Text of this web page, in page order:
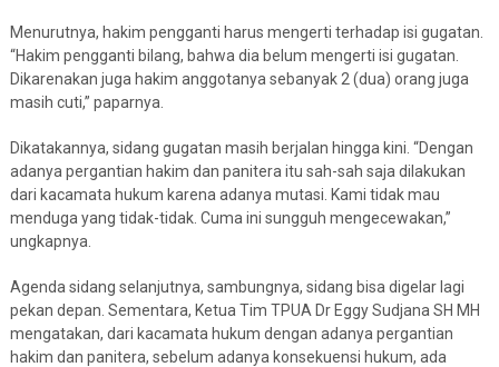
Menurutnya, hakim pengganti harus mengerti terhadap isi gugatan.
“Hakim pengganti bilang, bahwa dia belum mengerti isi gugatan.
Dikarenakan juga hakim anggotanya sebanyak 2 (dua) orang juga
masih cuti,” paparnya.
Dikatakannya, sidang gugatan masih berjalan hingga kini. “Dengan
adanya pergantian hakim dan panitera itu sah-sah saja dilakukan
dari kacamata hukum karena adanya mutasi. Kami tidak mau
menduga yang tidak-tidak. Cuma ini sungguh mengecewakan,”
ungkapnya.
Agenda sidang selanjutnya, sambungnya, sidang bisa digelar lagi
pekan depan. Sementara, Ketua Tim TPUA Dr Eggy Sudjana SH MH
mengatakan, dari kacamata hukum dengan adanya pergantian
hakim dan panitera, sebelum adanya konsekuensi hukum, ada